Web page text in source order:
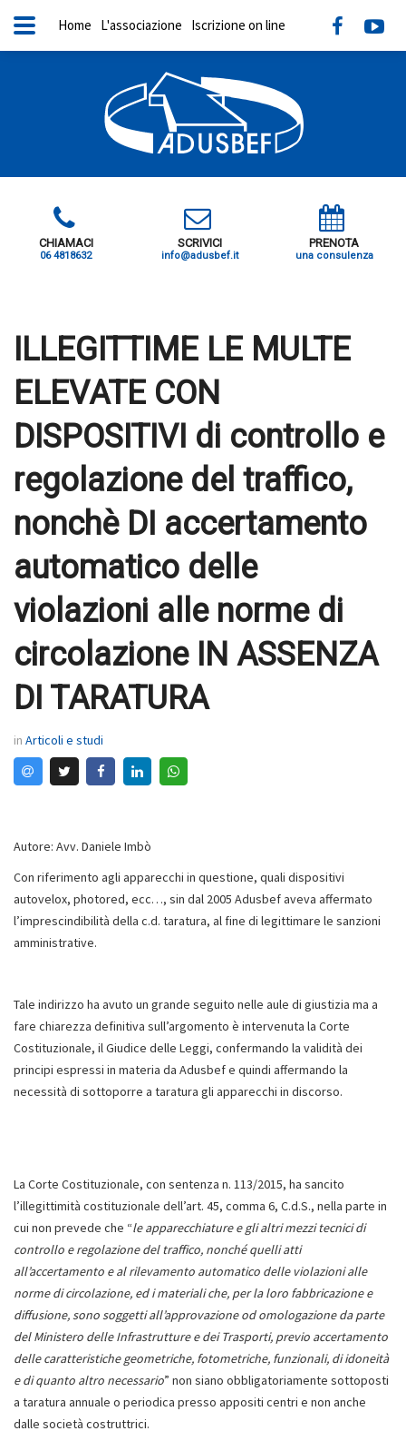
CHIAMACI
06 4818632
SCRIVICI
info@adusbef.it
PRENOTA
una consulenza
Home L'associazione Iscrizione on line
ILLEGITTIME LE MULTE
ELEVATE CON
DISPOSITIVI di controllo e
regolazione del traffico,
nonchè DI accertamento
automatico delle
violazioni alle norme di
circolazione IN ASSENZA
DI TARATURA
in Articoli e studi
Autore: Avv. Daniele Imbò
Con riferimento agli apparecchi in questione, quali dispositivi
autovelox, photored, ecc…, sin dal 2005 Adusbef aveva affermato
l’imprescindibilità della c.d. taratura, al fine di legittimare le sanzioni
amministrative.
Tale indirizzo ha avuto un grande seguito nelle aule di giustizia ma a
fare chiarezza definitiva sull’argomento è intervenuta la Corte
Costituzionale, il Giudice delle Leggi, confermando la validità dei
principi espressi in materia da Adusbef e quindi affermando la
necessità di sottoporre a taratura gli apparecchi in discorso.
La Corte Costituzionale, con sentenza n. 113/2015, ha sancito
l’illegittimità costituzionale dell’art. 45, comma 6, C.d.S., nella parte in
cui non prevede che “le apparecchiature e gli altri mezzi tecnici di
controllo e regolazione del traffico, nonché quelli atti
all’accertamento e al rilevamento automatico delle violazioni alle
norme di circolazione, ed i materiali che, per la loro fabbricazione e
diffusione, sono soggetti all’approvazione od omologazione da parte
del Ministero delle Infrastrutture e dei Trasporti, previo accertamento
delle caratteristiche geometriche, fotometriche, funzionali, di idoneità
e di quanto altro necessario” non siano obbligatoriamente sottoposti
a taratura annuale o periodica presso appositi centri e non anche
dalle società costruttrici.